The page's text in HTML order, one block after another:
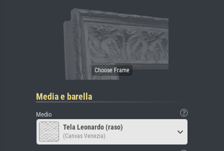
Media e barella
Medio
Tela Leonardo (raso)
(Canvas Venezia)